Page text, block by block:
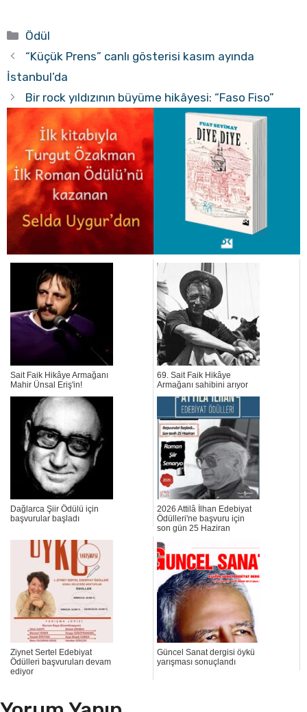
Kategoriler
Ödül
“Küçük Prens” canlı gösterisi kasım ayında
İstanbul’da
Bir rock yıldızının büyüme hikâyesi: “Faso Fiso”
Sait Faik Hikâye Armağanı
Mahir Ünsal Eriş'in!
69. Sait Faik Hikâye
Armağanı sahibini arıyor
Dağlarca Şiir Ödülü için
başvurular başladı
2026 Attilâ İlhan Edebiyat
Ödülleri'ne başvuru için
son gün 25 Haziran
Ziynet Sertel Edebiyat
Ödülleri başvuruları devam
ediyor
Güncel Sanat dergisi öykü
yarışması sonuçlandı